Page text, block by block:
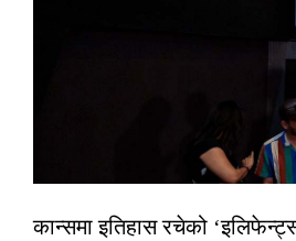
कान्समा इतिहास रचेको